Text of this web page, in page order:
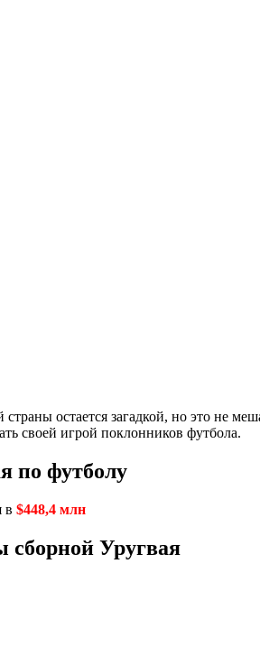
страны остается загадкой, но это не
своей игрой поклонников футбола.
по футболу
в $448,4 млн
сборной Уругвая